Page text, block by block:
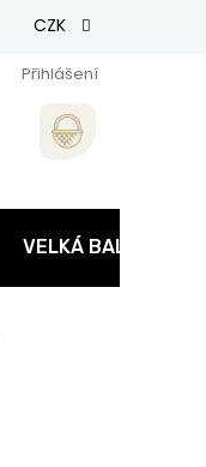
CZK
Přihlášení
VELKÁ BALENÍ